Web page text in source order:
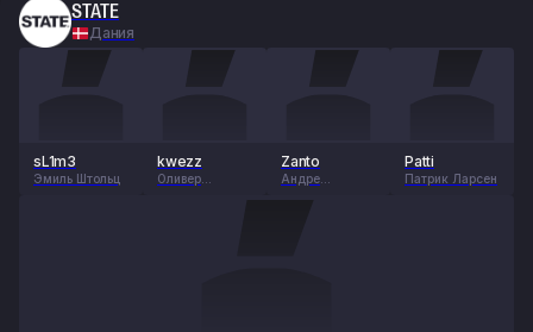
STATE
Дания
sL1m3
Эмиль Штольц
kwezz
Оливер
Zanto
Андре
Patti
Патрик Ларсен